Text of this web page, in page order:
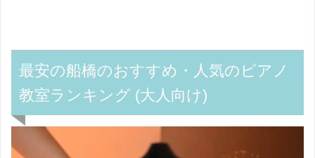
最安の船橋のおすすめ・人気のピアノ
教室ランキング (大人向け)